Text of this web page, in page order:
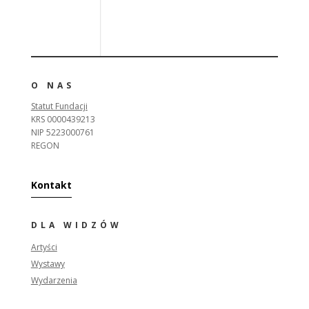
O NAS
Statut Fundacji
KRS 0000439213
NIP 5223000761
REGON
Kontakt
DLA WIDZÓW
Artyści
Wystawy
Wydarzenia